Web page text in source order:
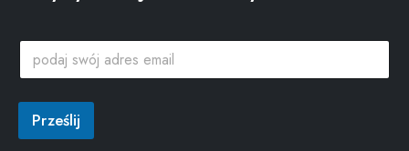
j
a
p
d
a
s
Prześlij